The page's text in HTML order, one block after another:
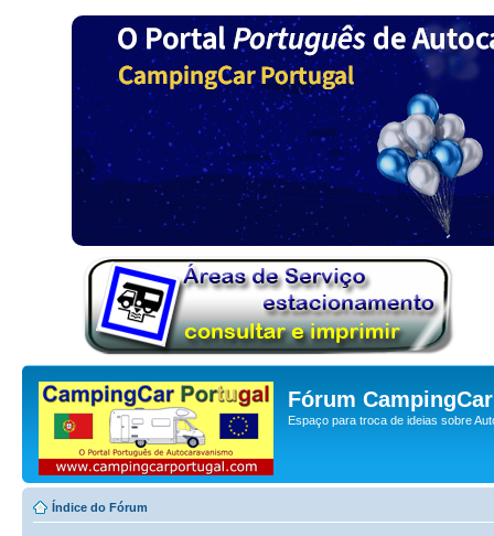
Fórum
Espaço para troca de ideias sobre
Índice do Fórum